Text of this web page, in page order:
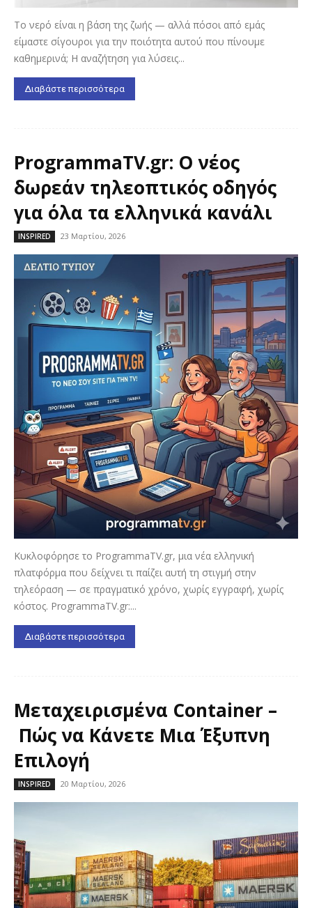
Το νερό είναι η βάση της ζωής — αλλά πόσοι από εμάς
είμαστε σίγουροι για την ποιότητα αυτού που πίνουμε
καθημερινά; Η αναζήτηση για λύσεις...
Διαβάστε περισσότερα
ProgrammaTV.gr: Ο νέος
δωρεάν τηλεοπτικός οδηγός
για όλα τα ελληνικά κανάλι
INSPIRED 23 Μαρτίου, 2026
Κυκλοφόρησε το ProgrammaTV.gr, μια νέα ελληνική
πλατφόρμα που δείχνει τι παίζει αυτή τη στιγμή στην
τηλεόραση — σε πραγματικό χρόνο, χωρίς εγγραφή, χωρίς
κόστος. ProgrammaTV.gr:...
Διαβάστε περισσότερα
Μεταχειρισμένα Container –
Πώς να Κάνετε Μια Έξυπνη
Επιλογή
INSPIRED 20 Μαρτίου, 2026